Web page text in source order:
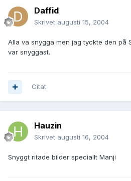
Daffid
Skrivet augusti 15, 2004
Alla va snygga men jag tyckte den på
var snyggast.
Citat
Hauzin
Skrivet augusti 16, 2004
Snyggt ritade bilder speciallt Manji